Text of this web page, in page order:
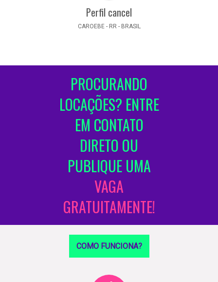
Perfil cancel
CAROEBE - RR - BRASIL
PROCURANDO
LOCAÇÕES? ENTRE
EM CONTATO
DIRETO OU
PUBLIQUE UMA
VAGA
GRATUITAMENTE!
COMO FUNCIONA?